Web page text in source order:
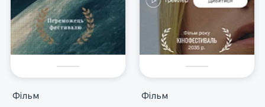
Фільм Фільм